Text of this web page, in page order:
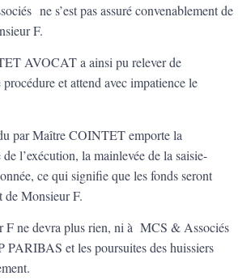
ne s’est pas assuré convenablement de
F.
AVOCAT a ainsi pu relever de
et attend avec impatience le
par Maître COINTET emporte la
l’exécution, la mainlevée de la saisie-
ce qui signifie que les fonds seront
de Monsieur F.
F ne devra plus rien, ni à MCS & Associés
PARIBAS et les poursuites des huissiers